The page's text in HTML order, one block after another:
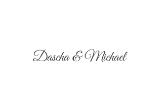
Dascha & Michael